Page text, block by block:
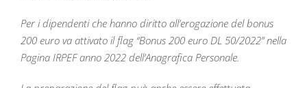
Per i dipendenti che hanno diritto all’erogazione del bonus
200 euro va attivato il flag “Bonus 200 euro DL 50/2022” nella
Pagina IRPEF anno 2022 dell’Anagrafica Personale.